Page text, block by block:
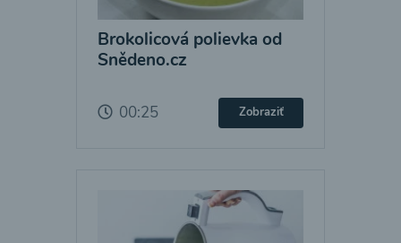
Brokolicová polievka od
Snědeno.cz
00:25 Zobraziť